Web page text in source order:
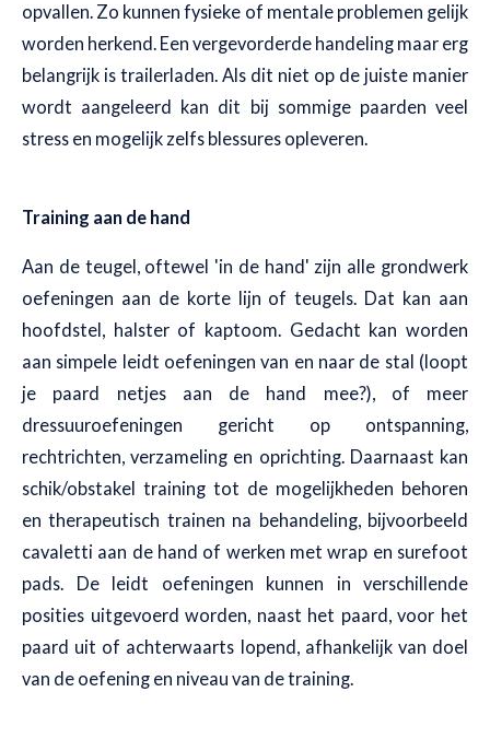
opvallen. Zo kunnen fysieke of mentale problemen gelijk
worden herkend. Een vergevorderde handeling maar erg
belangrijk is trailerladen. Als dit niet op de juiste manier
wordt aangeleerd kan dit bij sommige paarden veel
stress en mogelijk zelfs blessures opleveren.
Training aan de hand
Aan de teugel, oftewel 'in de hand' zijn alle grondwerk
oefeningen aan de korte lijn of teugels. Dat kan aan
hoofdstel, halster of kaptoom. Gedacht kan worden
aan simpele leidt oefeningen van en naar de stal (loopt
je paard netjes aan de hand mee?), of meer
dressuuroefeningen gericht op ontspanning,
rechtrichten, verzameling en oprichting. Daarnaast kan
schik/obstakel training tot de mogelijkheden behoren
en therapeutisch trainen na behandeling, bijvoorbeeld
cavaletti aan de hand of werken met wrap en surefoot
pads. De leidt oefeningen kunnen in verschillende
posities uitgevoerd worden, naast het paard, voor het
paard uit of achterwaarts lopend, afhankelijk van doel
van de oefening en niveau van de training.